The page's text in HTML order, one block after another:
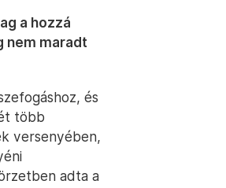
a hozzá
nem maradt
és
több
versenyében,
adta a